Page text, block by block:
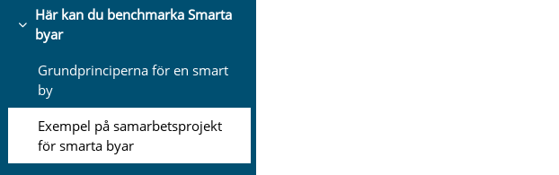
Fäll ihop
Här kan du benchmarka Smarta
byar
Grundprinciperna för en smart
by
Exempel på samarbetsprojekt
för smarta byar